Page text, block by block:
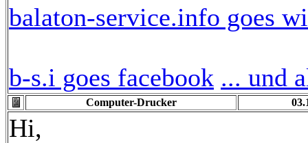
balaton-service.info goes
b-s.i goes facebook ... und
Computer-Drucker
Hi,